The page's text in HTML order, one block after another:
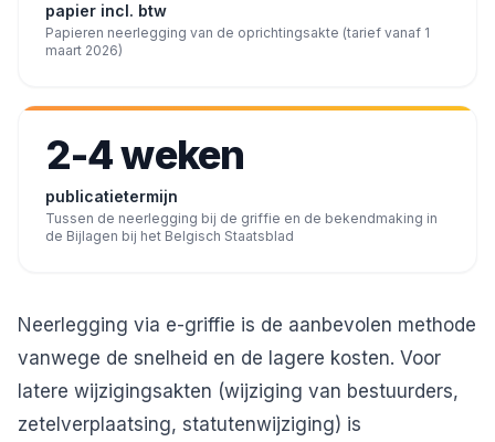
papier incl. btw
Papieren neerlegging van de oprichtingsakte (tarief vanaf 1
maart 2026)
2-4 weken
publicatietermijn
Tussen de neerlegging bij de griffie en de bekendmaking in
de Bijlagen bij het Belgisch Staatsblad
Neerlegging via e-griffie is de aanbevolen methode
vanwege de snelheid en de lagere kosten. Voor
latere wijzigingsakten (wijziging van bestuurders,
zetelverplaatsing, statutenwijziging) is